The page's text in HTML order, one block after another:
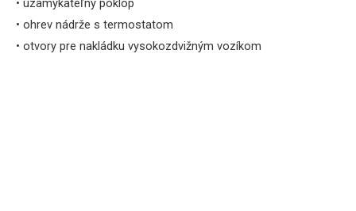
• uzamykateľný poklop
• ohrev nádrže s termostatom
• otvory pre nakládku vysokozdvižným vozíkom